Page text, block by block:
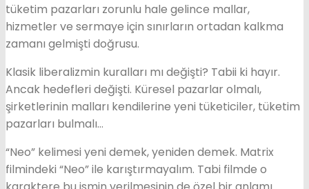
tüketim pazarları zorunlu hale gelince mallar,
hizmetler ve sermaye için sınırların ortadan kalkma
zamanı gelmişti doğrusu.
Klasik liberalizmin kuralları mı değişti? Tabii ki hayır.
Ancak hedefleri değişti. Küresel pazarlar olmalı,
şirketlerinin malları kendilerine yeni tüketiciler, tüketim
pazarları bulmalı…
“Neo” kelimesi yeni demek, yeniden demek. Matrix
filmindeki “Neo” ile karıştırmayalım. Tabi filmde o